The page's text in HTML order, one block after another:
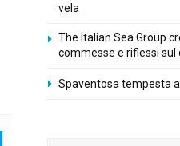
vela
The Italian Sea Group
commesse e riflessi sul
Spaventosa tempesta